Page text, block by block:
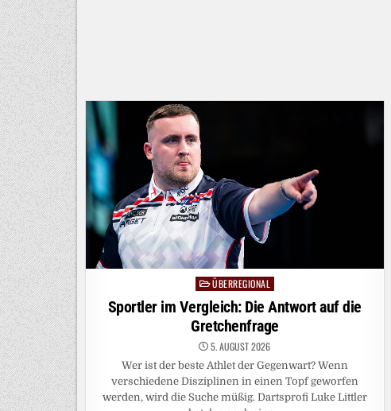
PostedÜBERREGIONAL
Sportler im Vergleich: Die Antwort auf die
Gretchenfrage
5. AUGUST 2026
Wer ist der beste Athlet der Gegenwart? Wenn
verschiedene Disziplinen in einen Topf geworfen
werden, wird die Suche müßig. Dartsprofi Luke Littler